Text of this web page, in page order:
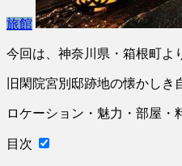
旅館
今回は、神奈川県・箱根町よ
旧閑院宮別邸跡地の懐かし
ロケーション・魅力・部屋・
目次